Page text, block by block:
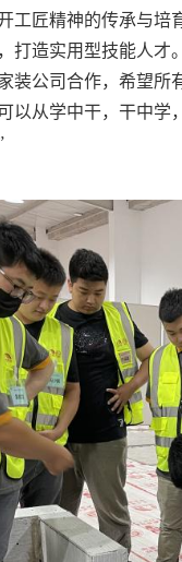
工匠精神的传承与
打造实用型技能人才
装公司合作，希望
以从学中干，干中